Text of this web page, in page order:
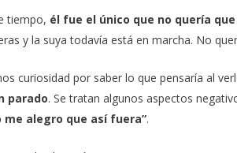
tiempo, él fue el único que no quería
y la suya todavía está en marcha. No
curiosidad por saber lo que pensaría al
parado. Se tratan algunos aspectos
me alegro que así fuera”.